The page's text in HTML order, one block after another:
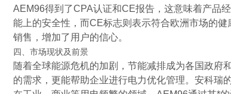
AEM96得到了CPA认证和CE报告，这意味着产品
能上的安全性，而CE标志则表示符合欧洲市场的
销售，增加了用户的信心。
四、市场现状及前景
随着全球能源危机的加剧，节能减排成为各国政府
的需求，更能帮助企业进行电力优化管理。安科瑞